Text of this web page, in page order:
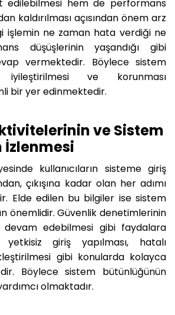
edilebilmesi hem de performans
kaldırılması açısından önem arz
işlemin ne zaman hata verdiği ne
düşüşlerinin yaşandığı gibi
vermektedir. Böylece sistem
iyileştirilmesi ve korunması
bir yer edinmektedir.
ve Sistem
İzlenmesi
kullanıcıların sisteme giriş
çıkışına kadar olan her adımı
Elde edilen bu bilgiler ise sistem
önemlidir. Güvenlik denetimlerinin
devam edebilmesi gibi faydalara
giriş yapılması, hatalı
gibi konularda kolayca
Böylece sistem bütünlüğünün
olmaktadır.